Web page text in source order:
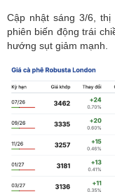
Cập nhật sáng 3/6,
phiên biến động trái
hướng sụt giảm mạnh.